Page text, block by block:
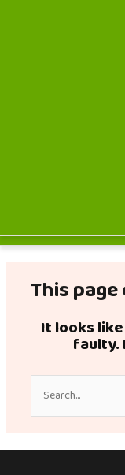
This
It looks
faulty.
Search